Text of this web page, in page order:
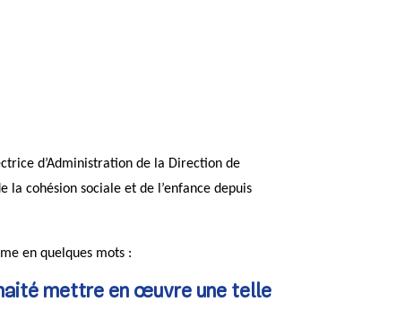
d’Administration de la Direction de
la cohésion sociale et de l’enfance depuis
en quelques mots :
mettre en œuvre une telle